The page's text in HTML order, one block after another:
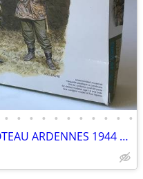
• • • • • • • • • • •
DRAGON 6091 AMBUSH AT POTEAU ARDENNES 1944 1 35 SCALE GERMAN FIGURE SE